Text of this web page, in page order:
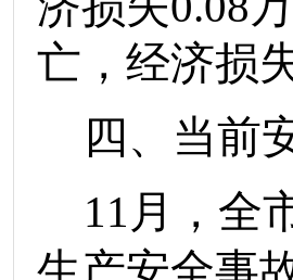
亡，经济损
四、 当前
11 月 ， 全